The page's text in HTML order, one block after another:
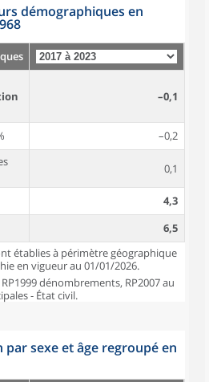
démographiques en
–0,1
–0,2
0,1
4,3
6,5
établies à périmètre géographique
en vigueur au 01/01/2026.
dénombrements, RP2007 au
- État civil.
par sexe et âge regroupé en